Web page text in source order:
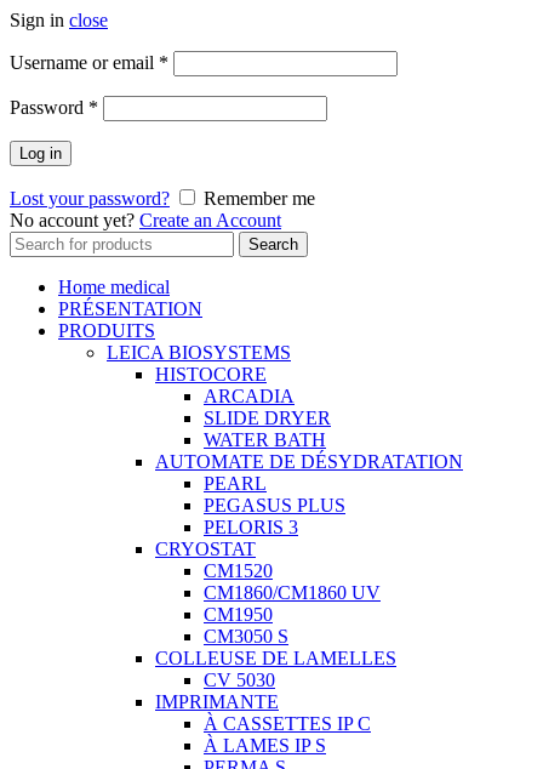
Sign in close
Username or email *
Password *
Log in
Lost your password?
Remember me
No account yet? Create an Account
Search
for:
Search
Home medical
PRÉSENTATION
PRODUITS
LEICA BIOSYSTEMS
HISTOCORE
ARCADIA
SLIDE DRYER
WATER BATH
AUTOMATE DE DÉSYDRATATION
PEARL
PEGASUS PLUS
PELORIS 3
CRYOSTAT
CM1520
CM1860/CM1860 UV
CM1950
CM3050 S
COLLEUSE DE LAMELLES
CV 5030
IMPRIMANTE
À CASSETTES IP C
À LAMES IP S